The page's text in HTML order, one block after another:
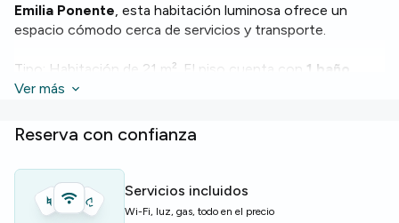
Emilia Ponente, esta habitación luminosa ofrece un
espacio cómodo cerca de servicios y transporte.
Tipo: Habitación de 21 m². El piso cuenta con 1 baño
cocina equipada con
confort.
El apartamento tiene 100 m² en la 2.ª planta y dispone de
4 habitaciones y 4 camas, ideal para una convivencia
ordenada.
Ver más
Reserva con confianza
Servicios incluidos
Wi-Fi, luz, gas, todo en el precio